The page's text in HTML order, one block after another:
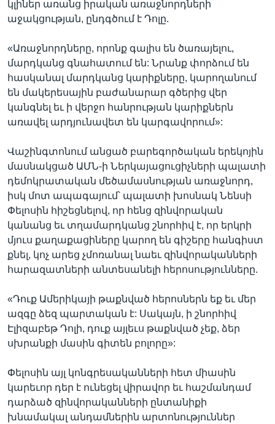
կլիներ առանց իրական առաջնորդների
աջակցության, ընդգծում է Դոլը.
«Առաջնորդները, որոնք գալիս են ծառայելու,
մարդկանց գնահատում են: Նրանք փորձում են
հասկանալ մարդկանց կարիքները, կարողանում
են մակերեսային բաժանարար գծերից վեր
կանգնել եւ ի վերջո հանրության կարիքներն
առավել արդյունավետ են կարգավորում»:
Վաշինգտոնում անցած բարեգործական երեկոյին
մասնակցած ԱՄՆ-ի Ներկայացուցիչների պալատի
դեմոկրատական մեծամասնության առաջնորդ,
իսկ մոտ ապագայում՝ պալատի խոսնակ Նենսի
Փելոսին հիշեցնելով, որ հենց զինվորական
կանանց եւ տղամարդկանց շնորհիվ է, որ երկրի
մյուս քաղաքացիները կարող են գիշերը հանգիստ
քնել, կոչ արեց չմոռանալ նաեւ զինվորականների
հարազատների անտեսանելի հերոսությունները.
«Դուք Ամերիկայի թաքնված հերոսներն եք եւ մեր
ազգը ձեզ պարտական է: Սակայն, ի շնորհիվ
Էլիզաբեթ Դոլի, դուք այլեւս թաքնված չեք, ձեր
սխրանքի մասին գիտեն բոլորը»:
Փելոսին այլ կոնգրեսականների հետ միասին
կարեւոր դեր է ունեցել վիրավոր եւ հաշմանդամ
դարձած զինվորականների ընտանիքի
խնամակալ անդամներին արտոնություններ